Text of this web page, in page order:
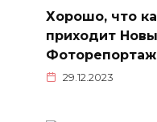
Хорошо, что
приходит
Фоторепортаж
29.12.2023